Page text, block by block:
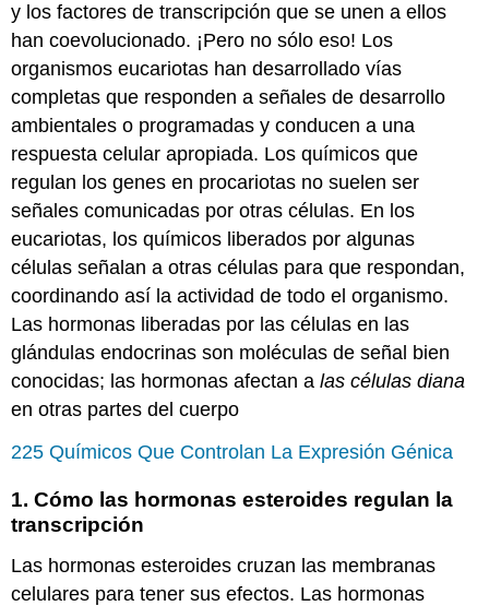
y los factores de transcripción que se unen a ellos
han coevolucionado. ¡Pero no sólo eso! Los
organismos eucariotas han desarrollado vías
completas que responden a señales de desarrollo
ambientales o programadas y conducen a una
respuesta celular apropiada. Los químicos que
regulan los genes en procariotas no suelen ser
señales comunicadas por otras células. En los
eucariotas, los químicos liberados por algunas
células señalan a otras células para que respondan,
coordinando así la actividad de todo el organismo.
Las hormonas liberadas por las células en las
glándulas endocrinas son moléculas de señal bien
conocidas; las hormonas afectan alas células diana
en otras partes del cuerpo
225 Químicos Que Controlan La Expresión Génica
1. Cómo las hormonas esteroides regulan la
transcripción
Las hormonas esteroides cruzan las membranas
celulares para tener sus efectos. Las hormonas